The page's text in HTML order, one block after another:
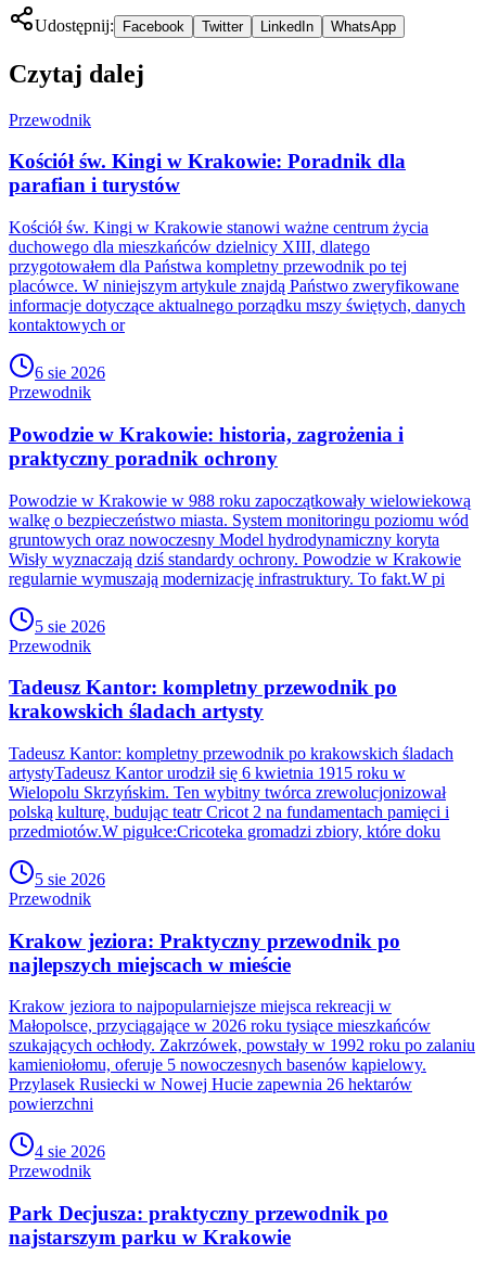
Udostępnij: Facebook Twitter LinkedIn WhatsApp
Czytaj dalej
Przewodnik
Kościół św. Kingi w Krakowie: Poradnik dla
parafian i turystów
Kościół św. Kingi w Krakowie stanowi ważne centrum życia
duchowego dla mieszkańców dzielnicy XIII, dlatego
przygotowałem dla Państwa kompletny przewodnik po tej
placówce. W niniejszym artykule znajdą Państwo zweryfikowane
informacje dotyczące aktualnego porządku mszy świętych, danych
kontaktowych or
6 sie 2026
Przewodnik
Powodzie w Krakowie: historia, zagrożenia i
praktyczny poradnik ochrony
Powodzie w Krakowie w 988 roku zapoczątkowały wielowiekową
walkę o bezpieczeństwo miasta. System monitoringu poziomu wód
gruntowych oraz nowoczesny Model hydrodynamiczny koryta
Wisły wyznaczają dziś standardy ochrony. Powodzie w Krakowie
regularnie wymuszają modernizację infrastruktury. To fakt.W pi
5 sie 2026
Przewodnik
Tadeusz Kantor: kompletny przewodnik po
krakowskich śladach artysty
Tadeusz Kantor: kompletny przewodnik po krakowskich śladach
artystyTadeusz Kantor urodził się 6 kwietnia 1915 roku w
Wielopolu Skrzyńskim. Ten wybitny twórca zrewolucjonizował
polską kulturę, budując teatr Cricot 2 na fundamentach pamięci i
przedmiotów.W pigułce:Cricoteka gromadzi zbiory, które doku
5 sie 2026
Przewodnik
Krakow jeziora: Praktyczny przewodnik po
najlepszych miejscach w mieście
Krakow jeziora to najpopularniejsze miejsca rekreacji w
Małopolsce, przyciągające w 2026 roku tysiące mieszkańców
szukających ochłody. Zakrzówek, powstały w 1992 roku po zalaniu
kamieniołomu, oferuje 5 nowoczesnych basenów kąpielowy.
Przylasek Rusiecki w Nowej Hucie zapewnia 26 hektarów
powierzchni
4 sie 2026
Przewodnik
Park Decjusza: praktyczny przewodnik po
najstarszym parku w Krakowie